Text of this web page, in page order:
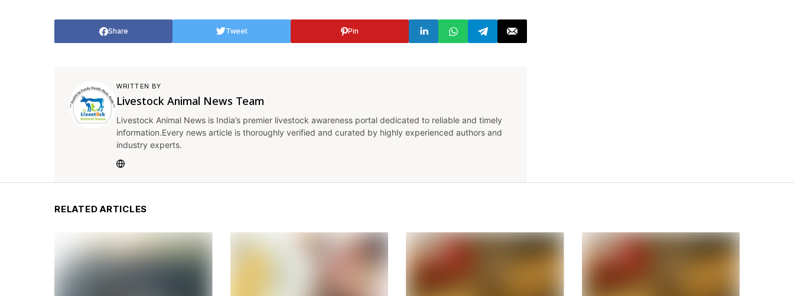
Share Tweet Pin
WRITTEN BY
Livestock Animal News Team
Livestock Animal News is India’s premier livestock awareness portal dedicated to reliable and timely
information.Every news article is thoroughly verified and curated by highly experienced authors and
industry experts.
RELATED ARTICLES